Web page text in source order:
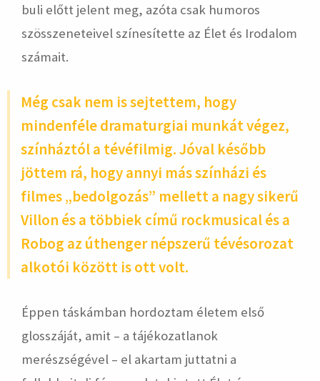
buli előtt jelent meg, azóta csak humoros
szösszeneteivel színesítette az Élet és Irodalom
számait.
Még csak nem is sejtettem, hogy
mindenféle dramaturgiai munkát végez,
színháztól a tévéfilmig. Jóval később
jöttem rá, hogy annyi más színházi és
filmes „bedolgozás” mellett a nagy sikerű
Villon és a többiek című rockmusical és a
Robog az úthenger népszerű tévésorozat
alkotói között is ott volt.
Éppen táskámban hordoztam életem első
glosszáját, amit – a tájékozatlanok
merészségével – el akartam juttatni a